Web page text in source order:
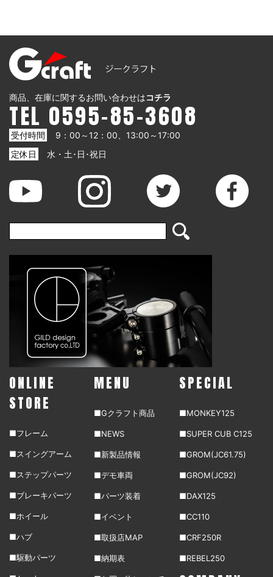
商品、在庫に関するお問い合わせはコチラ
TEL 0595-85-3608
受付時間
9：00～12：00、13:00～17:00
定休日
水・土･日･祝日
ONLINE
STORE
■フレーム
■スイングアーム
■ステップパーツ
■ブレーキパーツ
■ホイール
■ハブ
■駆動パーツ
MENU
■Gクラフト商品
■NEWS
■新製品情報
■デモ車両
■パーツ装着
■イベント
■取扱店MAP
■納期表
SPECIAL
■MONKEY125
■SUPER CUB C125
■GROM(JC61.75)
■GROM(JC92)
■DAX125
■CC110
■CRF250R
■REBEL250